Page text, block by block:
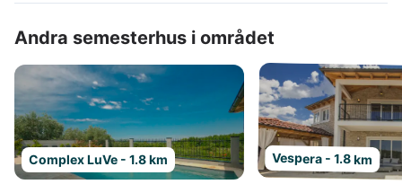
Andra semesterhus i området
Complex LuVe - 1.8 km Vespera - 1.8 km